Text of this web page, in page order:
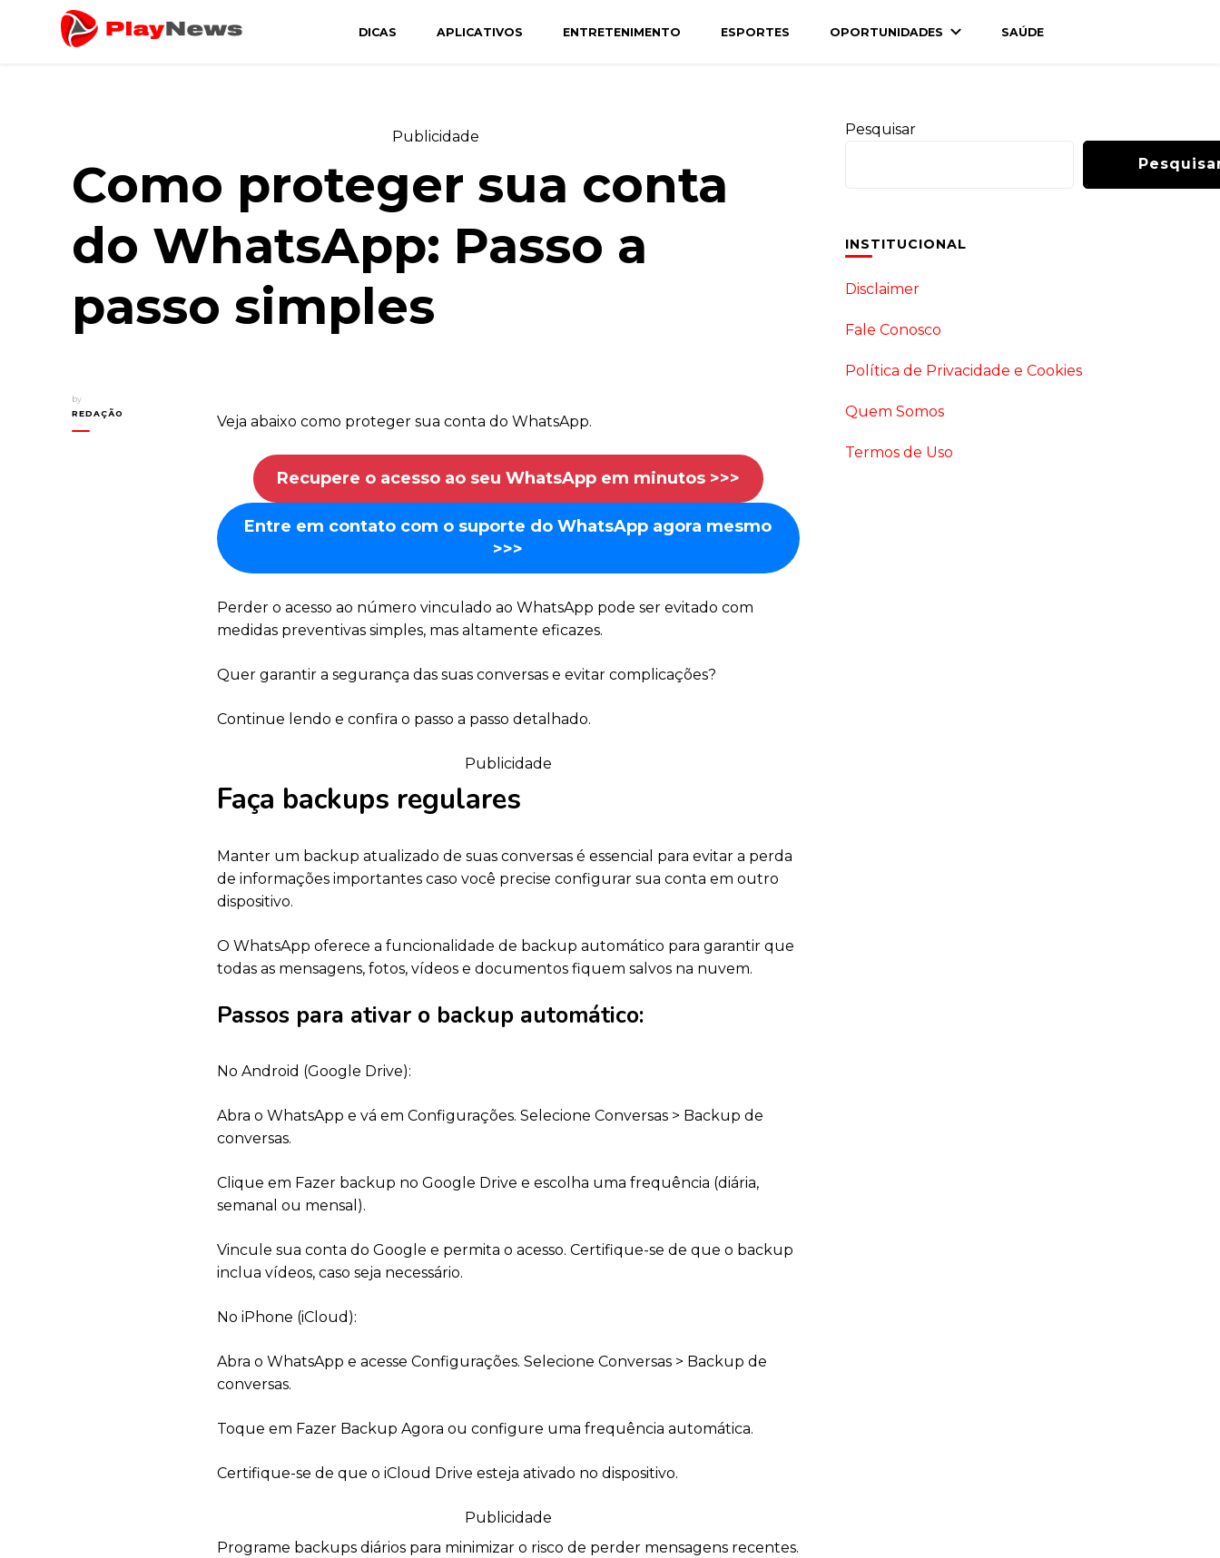
DICAS APLICATIVOS ENTRETENIMENTO ESPORTES OPORTUNIDADES SAÚDE
Publicidade
Como proteger sua conta
do WhatsApp: Passo a
passo simples
by
REDAÇÃO
Veja abaixo como proteger sua conta do WhatsApp.
Recupere o acesso ao seu WhatsApp em minutos >>>
Entre em contato com o suporte do WhatsApp agora mesmo
>>>
Perder o acesso ao número vinculado ao WhatsApp pode ser evitado com
medidas preventivas simples, mas altamente eficazes.
Quer garantir a segurança das suas conversas e evitar complicações?
Continue lendo e confira o passo a passo detalhado.
Publicidade
Faça backups regulares
Manter um backup atualizado de suas conversas é essencial para evitar a perda
de informações importantes caso você precise configurar sua conta em outro
dispositivo.
O WhatsApp oferece a funcionalidade de backup automático para garantir que
todas as mensagens, fotos, vídeos e documentos fiquem salvos na nuvem.
Passos para ativar o backup automático:
No Android (Google Drive):
Abra o WhatsApp e vá em Configurações. Selecione Conversas > Backup de
conversas.
Clique em Fazer backup no Google Drive e escolha uma frequência (diária,
semanal ou mensal).
Vincule sua conta do Google e permita o acesso. Certifique-se de que o backup
inclua vídeos, caso seja necessário.
No iPhone (iCloud):
Abra o WhatsApp e acesse Configurações. Selecione Conversas > Backup de
conversas.
Toque em Fazer Backup Agora ou configure uma frequência automática.
Certifique-se de que o iCloud Drive esteja ativado no dispositivo.
Publicidade
Programe backups diários para minimizar o risco de perder mensagens recentes.
Pesquisar
INSTITUCIONAL
Disclaimer
Fale Conosco
Política de Privacidade e Cookies
Quem Somos
Termos de Uso